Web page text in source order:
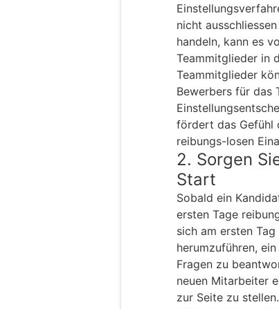
nicht
handeln, kann es
Teammitglieder in
Teammitglieder
Bewerbers für das
fördert das Gefühl
reibungs-losen
2. Sorgen
Start
Sobald ein
ersten Tage
sich am ersten
herumzuführen,
Fragen zu
neuen Mitarbeiter
zur Seite zu